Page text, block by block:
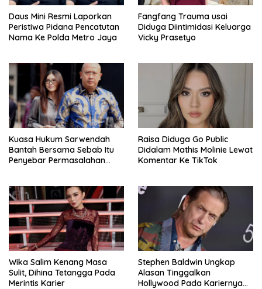
Daus Mini Resmi Laporkan
Peristiwa Pidana Pencatutan
Nama Ke Polda Metro Jaya
Fangfang Trauma usai
Diduga Diintimidasi Keluarga
Vicky Prasetyo
Kuasa Hukum Sarwendah
Bantah Bersama Sebab Itu
Penyebar Permasalahan
Raisa Diduga Go Public
Didalam Mathis Molinie Lewat
Komentar Ke TikTok
Wika Salim Kenang Masa
Sulit, Dihina Tetangga Pada
Merintis Karier
Stephen Baldwin Ungkap
Alasan Tinggalkan
Hollywood Pada Kariernya